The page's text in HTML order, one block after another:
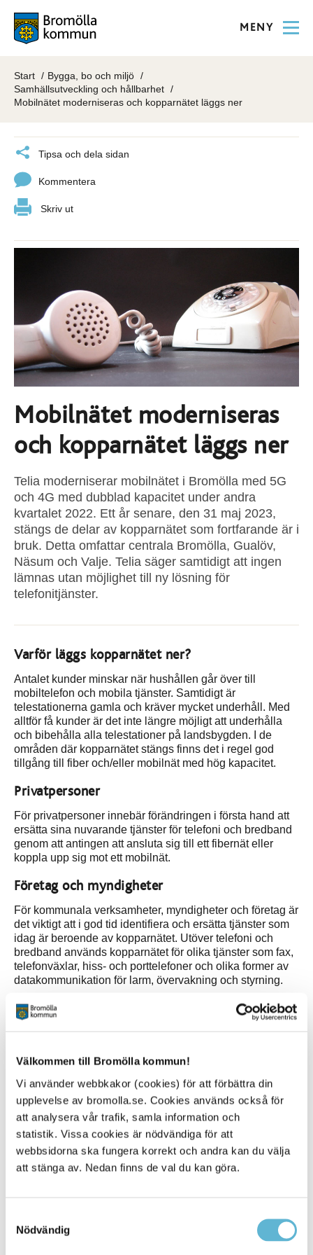
Välkommen till Bromölla kommun!
Vi använder webbkakor (cookies) för att förbättra din
upplevelse av bromolla.se. Cookies används också för
att analysera vår trafik, samla information och
statistik. Vissa cookies är nödvändiga för att
webbsidorna ska fungera korrekt och andra kan du välja
att stänga av. Nedan finns de val du kan göra.
Nödvändig
MENY
Start
Bygga, bo och miljö
Samhällsutveckling och hållbarhet
Mobilnätet moderniseras och kopparnätet läggs ner
Tipsa och dela sidan
Kommentera
Skriv ut
Mobilnätet moderniseras
och kopparnätet läggs ner
Telia moderniserar mobilnätet i Bromölla med 5G
och 4G med dubblad kapacitet under andra
kvartalet 2022. Ett år senare, den 31 maj 2023,
stängs de delar av kopparnätet som fortfarande är i
bruk. Detta omfattar centrala Bromölla, Gualöv,
Näsum och Valje. Telia säger samtidigt att ingen
lämnas utan möjlighet till ny lösning för
telefonitjänster.
Varför läggs kopparnätet ner?
Antalet kunder minskar när hushållen går över till
mobiltelefon och mobila tjänster. Samtidigt är
telestationerna gamla och kräver mycket underhåll. Med
alltför få kunder är det inte längre möjligt att underhålla
och bibehålla alla telestationer på landsbygden. I de
områden där kopparnätet stängs finns det i regel god
tillgång till fiber och/eller mobilnät med hög kapacitet.
Privatpersoner
För privatpersoner innebär förändringen i första hand att
ersätta sina nuvarande tjänster för telefoni och bredband
genom att antingen att ansluta sig till ett fibernät eller
koppla upp sig mot ett mobilnät.
Företag och myndigheter
För kommunala verksamheter, myndigheter och företag är
det viktigt att i god tid identifiera och ersätta tjänster som
idag är beroende av kopparnätet. Utöver telefoni och
bredband används kopparnätet för olika tjänster som fax,
telefonväxlar, hiss- och porttelefoner och olika former av
datakommunikation för larm, övervakning och styrning.
Om Telias ersättning av kopparnätet
Telias ersättningserbjudanden
Information och support
Företag:020-30 50 50